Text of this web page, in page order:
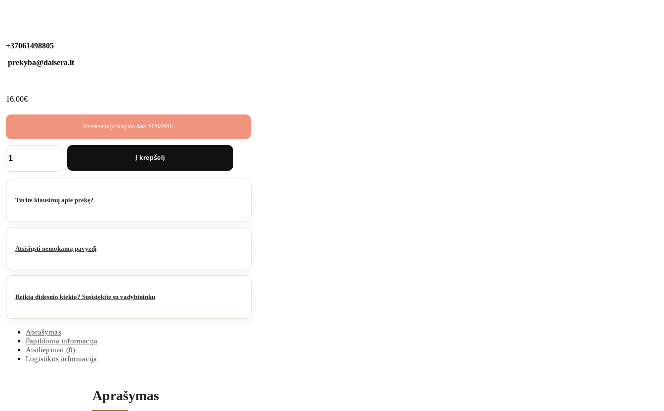
+37061498805
prekyba@daisera.lt
16.00€
Numatoma pristatymo data 2026/09/02
produkto
kiekis:
Tvoralentė
Cedar
Į krepšelį
Turite klausimų apie prekę?
Atsisiųsti nemokamą pavyzdį
Reikia didesnio kiekio? Susisiekite su vadybininku
Aprašymas
Papildoma informacija
Atsiliepimai (0)
Logistikos informacija
Aprašymas